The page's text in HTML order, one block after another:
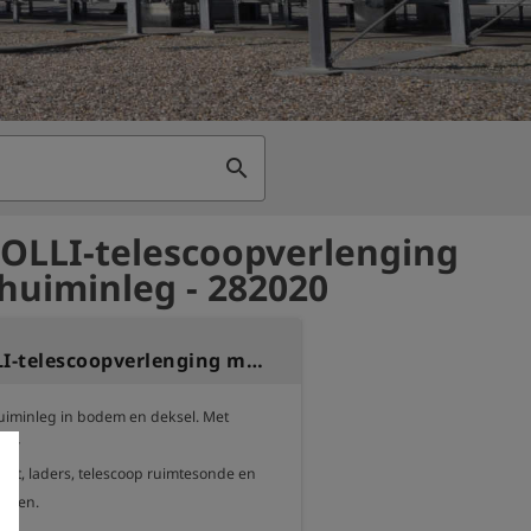
search
telescoopverlenging
- 282020
Koffer OLLI-telescoopverlenging met schuiminleg
in bodem en deksel. Met
laders, telescoop ruimtesonde en